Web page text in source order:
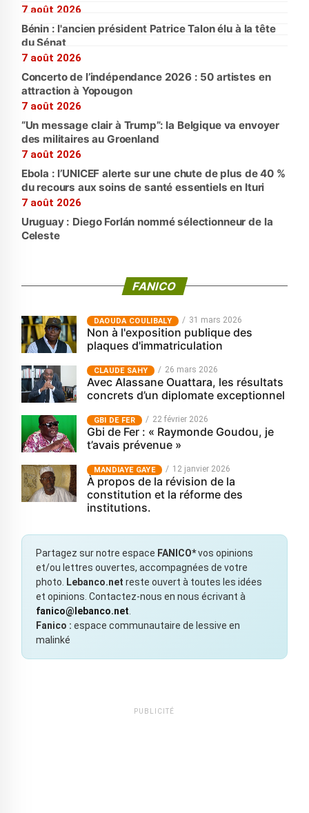
7 août 2026
Bénin : l'ancien président Patrice Talon élu à la tête
du Sénat
7 août 2026
Concerto de l’indépendance 2026 : 50 artistes en
attraction à Yopougon
7 août 2026
“Un message clair à Trump”: la Belgique va envoyer
des militaires au Groenland
7 août 2026
Ebola : l’UNICEF alerte sur une chute de plus de 40 %
du recours aux soins de santé essentiels en Ituri
7 août 2026
Uruguay : Diego Forlán nommé sélectionneur de la
Celeste
FANICO
‎DAOUDA COULIBALY 31 mars 2026
Non à l'exposition publique des
plaques d'immatriculation
CLAUDE SAHY 26 mars 2026
Avec Alassane Ouattara, les résultats
concrets d’un diplomate exceptionnel
GBI DE FER 22 février 2026
Gbi de Fer : « Raymonde Goudou, je
t’avais prévenue »
MANDIAYE GAYE 12 janvier 2026
À propos de la révision de la
constitution et la réforme des
institutions.
Partagez sur notre espace FANICO*vos opinions
et/ou lettres ouvertes, accompagnées de votre
photo.
Lebanco.net reste ouvert à toutes les idées
et opinions. Contactez-nous en nous écrivant à
fanico@lebanco.net
Fanico : espace communautaire de lessive en
malinké
PUBLICITÉ